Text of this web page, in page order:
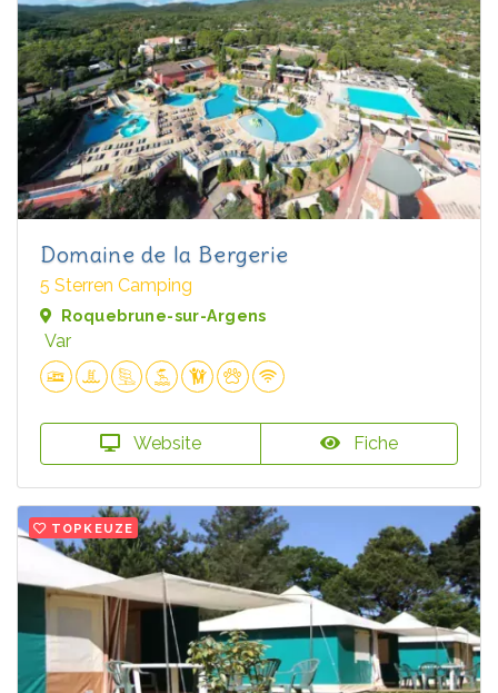
Domaine de la Bergerie
5 Sterren Camping
Roquebrune-sur-Argens
Var
Website Fiche
TOPKEUZE